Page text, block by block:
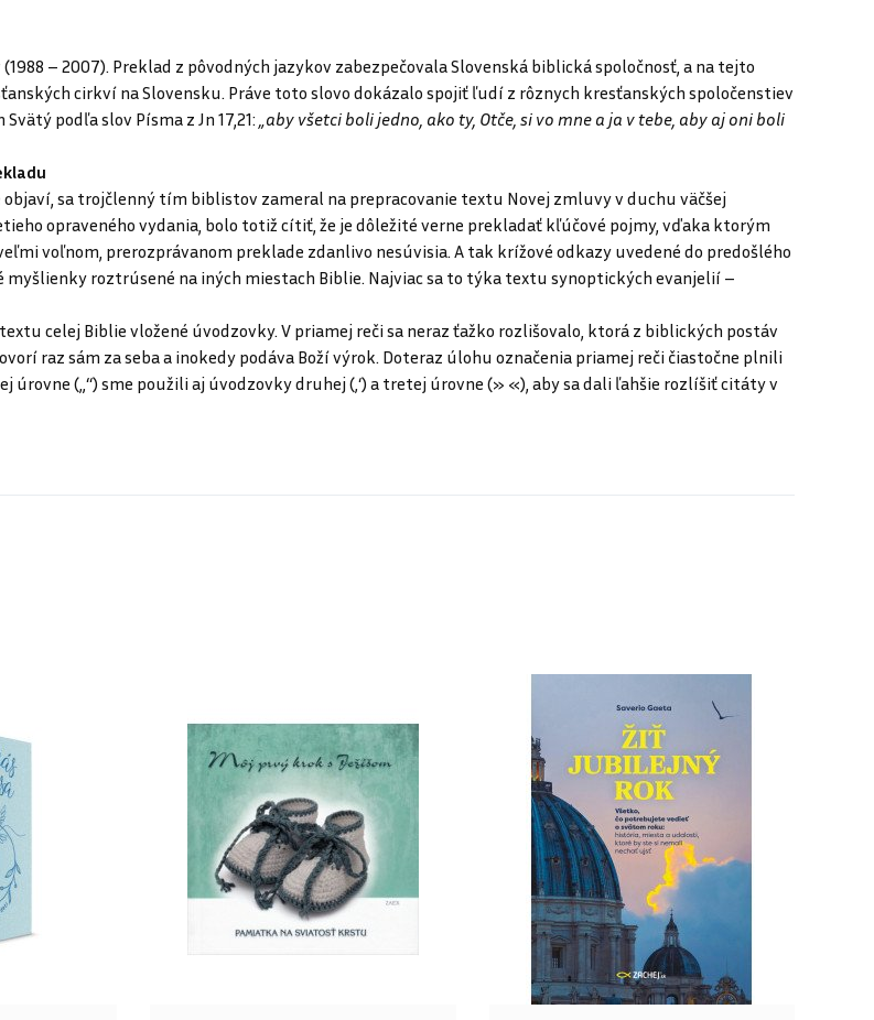
– 2007). Preklad z pôvodných jazykov zabezpečovala Slovenská biblická spoločnosť, a na tejto
cirkví na Slovensku. Práve toto slovo dokázalo spojiť ľudí z rôznych kresťanských spoločenstiev
podľa slov Písma z Jn 17,21: „aby všetci boli jedno, ako ty, Otče, si vo mne a ja v tebe, aby aj oni boli
sa trojčlenný tím biblistov zameral na prepracovanie textu Novej zmluvy v duchu väčšej
opraveného vydania, bolo totiž cítiť, že je dôležité verne prekladať kľúčové pojmy, vďaka ktorým
voľnom, prerozprávanom preklade zdanlivo nesúvisia. A tak krížové odkazy uvedené do predošlého
roztrúsené na iných miestach Biblie. Najviac sa to týka textu synoptických evanjelií –
celej Biblie vložené úvodzovky. V priamej reči sa neraz ťažko rozlišovalo, ktorá z biblických postáv
raz sám za seba a inokedy podáva Boží výrok. Doteraz úlohu označenia priamej reči čiastočne plnili
(„“) sme použili aj úvodzovky druhej (‚‘) a tretej úrovne (» «), aby sa dali ľahšie rozlíšiť citáty v